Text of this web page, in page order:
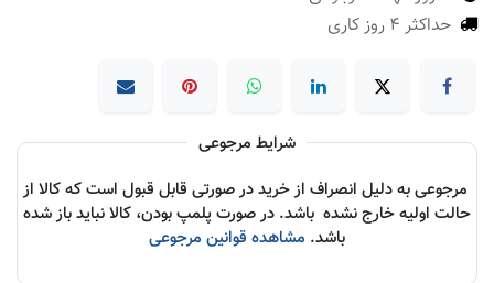
حداکثر 4 روز کاری
شرایط مرجوعی
مرجوعی به دلیل انصراف از خرید در صورتی قابل قبول است که کالا از
حالت اولیه خارج نشده باشد. در صورت پلمپ بودن، کالا نباید باز شده
باشد. مشاهده قوانین مرجوعی